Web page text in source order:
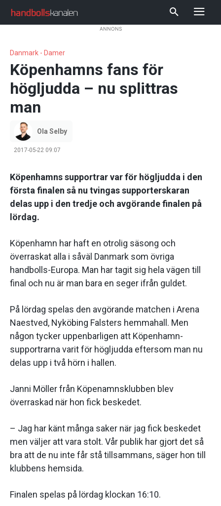
ANNONS
Danmark - Damer
Köpenhamns fans för
högljudda – nu splittras
man
Ola Selby
2017-05-22 09:07
Köpenhamns supportrar var för högljudda i den
första finalen så nu tvingas supporterskaran
delas upp i den tredje och avgörande finalen på
lördag.
Köpenhamn har haft en otrolig säsong och
överraskat alla i såväl Danmark som övriga
handbolls-Europa. Man har tagit sig hela vägen till
final och nu är man bara en seger ifrån guldet.
På lördag spelas den avgörande matchen i Arena
Naestved, Nyköbing Falsters hemmahall. Men
någon tycker uppenbarligen att Köpenhamn-
supportrarna varit för högljudda eftersom man nu
delas upp i två hörn i hallen.
Janni Möller från Köpenamnsklubben blev
överraskad när hon fick beskedet.
– Jag har känt många saker när jag fick beskedet
men väljer att vara stolt. Vår publik har gjort det så
bra att de nu inte får stå tillsammans, säger hon till
klubbens hemsida.
Finalen spelas på lördag klockan 16:10.